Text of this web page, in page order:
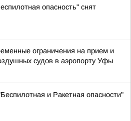
опасность" снят
ограничения на прием и
судов в аэропорту Уфы
и Ракетная опасности"